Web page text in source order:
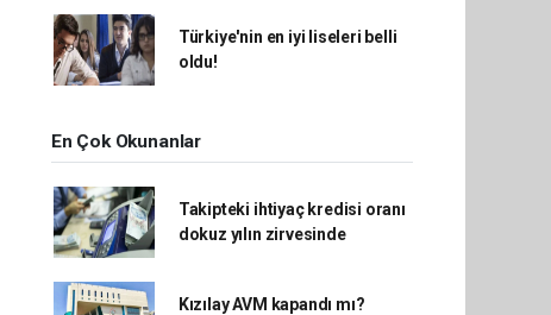
Türkiye'nin en iyi liseleri belli
oldu!
En Çok Okunanlar
Takipteki ihtiyaç kredisi oranı
dokuz yılın zirvesinde
Kızılay AVM kapandı mı?